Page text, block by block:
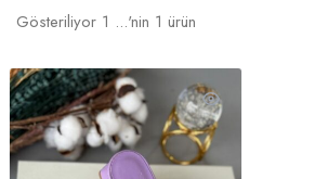
Gösteriliyor 1 ...'nin 1 ürün